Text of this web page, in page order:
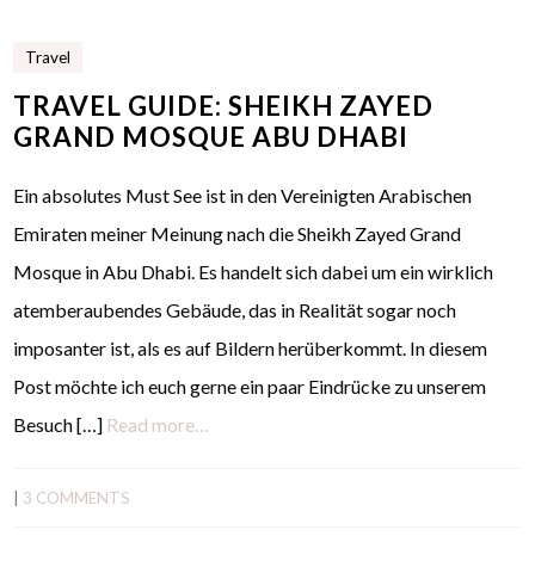
Travel
TRAVEL GUIDE: SHEIKH ZAYED
GRAND MOSQUE ABU DHABI
Ein absolutes Must See ist in den Vereinigten Arabischen
Emiraten meiner Meinung nach die Sheikh Zayed Grand
Mosque in Abu Dhabi. Es handelt sich dabei um ein wirklich
atemberaubendes Gebäude, das in Realität sogar noch
imposanter ist, als es auf Bildern herüberkommt. In diesem
Post möchte ich euch gerne ein paar Eindrücke zu unserem
Besuch […] Read more…
3 COMMENTS